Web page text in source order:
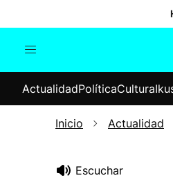
Internacional
ActualidadPolíticaCultura
Inicio Actualidad
Escuchar